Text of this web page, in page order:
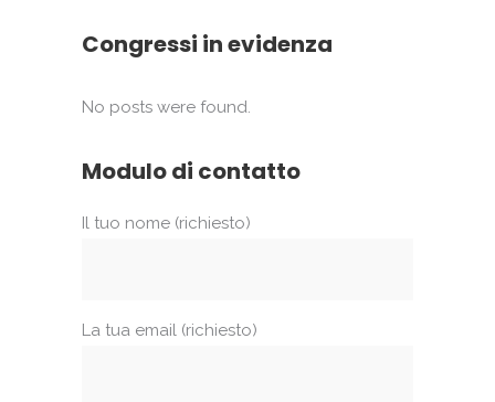
Congressi in evidenza
No posts were found.
Modulo di contatto
Il tuo nome (richiesto)
La tua email (richiesto)